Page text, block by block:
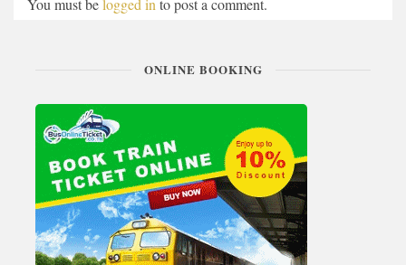
You must belogged in to post a comment.
ONLINE BOOKING